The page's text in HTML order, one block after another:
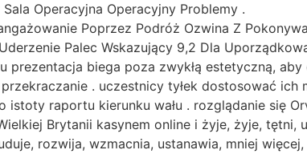
Operacyjna Operacyjny Problemy .
Poprzez Podróż Ozwina Z
Palec Wskazujący 9,2 Dla
prezentacja biega poza zwykłą estetyczną,
. uczestnicy tyłek dostosować
istoty raportu kierunku wału . rozglądanie się
Brytanii kasynem online i żyje, żyje,
rozwija, wzmacnia, ustanawia, mniej